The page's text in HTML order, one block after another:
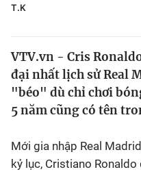
Chân dung
Sự kiện
Bóng đá
T.K
VTV.vn - Cris
đại nhất lịch sử Real
"béo" dù chỉ chơi
5 năm cũng có tên
Mới gia nhập Real
kỷ lục, Cristiano